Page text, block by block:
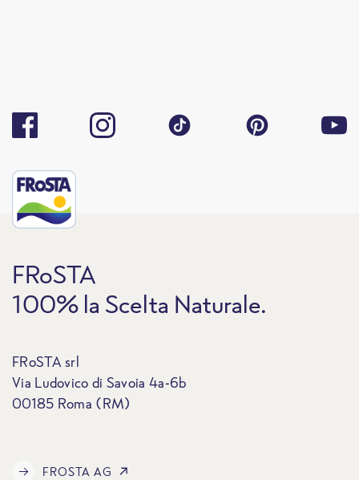
FRoSTA
100% la Scelta Naturale.
FRoSTA srl
Via Ludovico di Savoia 4a-6b
00185 Roma (RM)
FROSTA AG